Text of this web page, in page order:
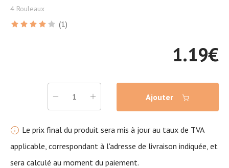
4 Rouleaux
(1)
1.19€
Ajouter
Le prix final du produit sera mis à jour au taux de TVA
applicable, correspondant à l'adresse de livraison indiquée, et
sera calculé au moment du paiement.